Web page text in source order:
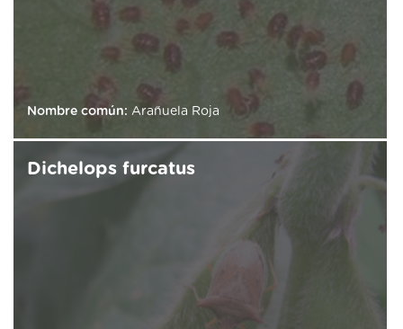
Nombre común: Arañuela Roja
Dichelops furcatus